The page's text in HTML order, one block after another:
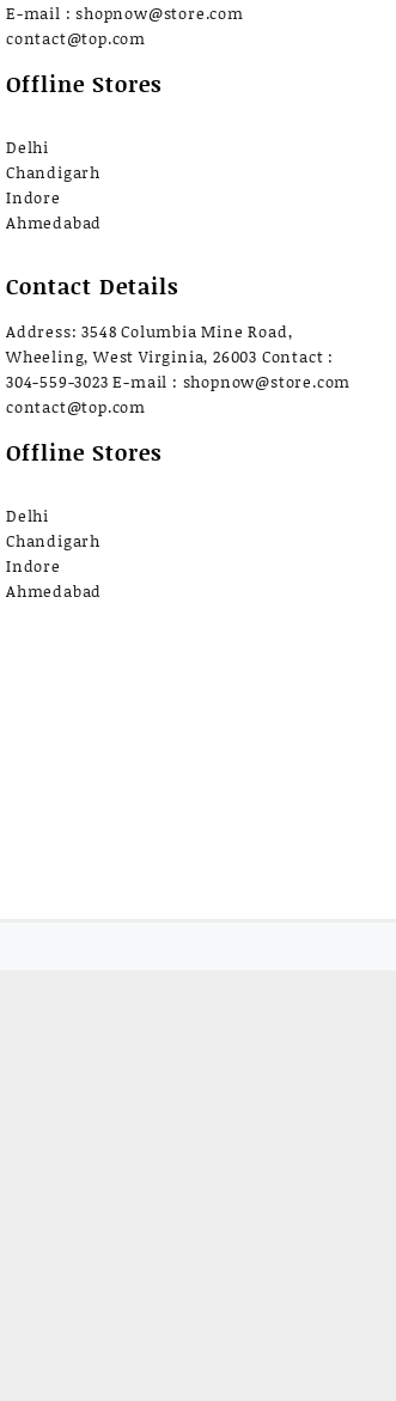
E-mail : shopnow@store.com
contact@top.com
Offline Stores
Delhi
Chandigarh
Indore
Ahmedabad
Contact Details
Address: 3548 Columbia Mine Road,
Wheeling, West Virginia, 26003 Contact :
304-559-3023 E-mail : shopnow@store.com
contact@top.com
Offline Stores
Delhi
Chandigarh
Indore
Ahmedabad